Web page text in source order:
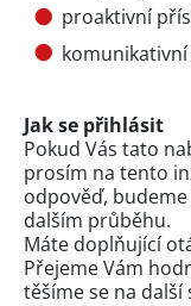
proaktivní
komunikativní
Jak se přihlásit
Pokud Vás tato
prosím na tento
odpověď,
dalším průběhu.
Máte doplňující
Přejeme Vám
těšíme se na další